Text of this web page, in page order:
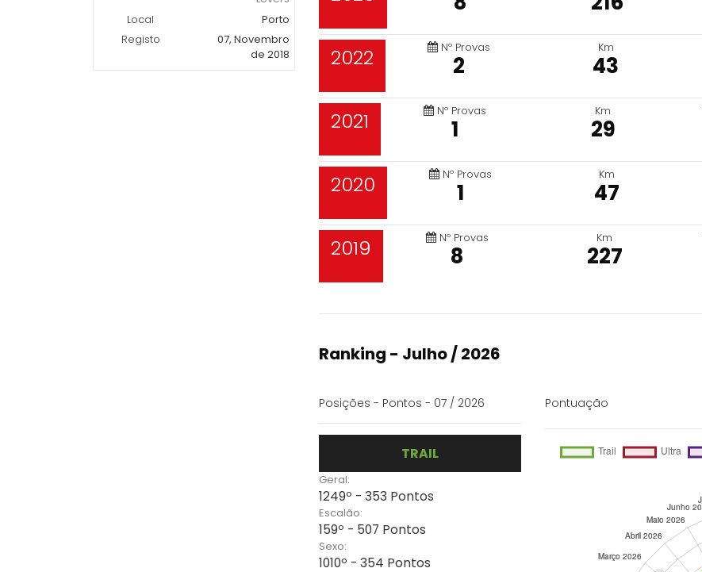
Local
Porto
Registo
07, Novembro
de 2018
2022 Nº Provas
2
Km
43
2021 Nº Provas
1
Km
29
2020 Nº Provas
1
Km
47
2019 Nº Provas
8
Km
227
Ranking - Julho / 2026
Posições - Pontos - 07 / 2026
TRAIL
Geral:
1249º - 353 Pontos
Escalão:
159º - 507 Pontos
Sexo:
1010º - 354 Pontos
Pontuação